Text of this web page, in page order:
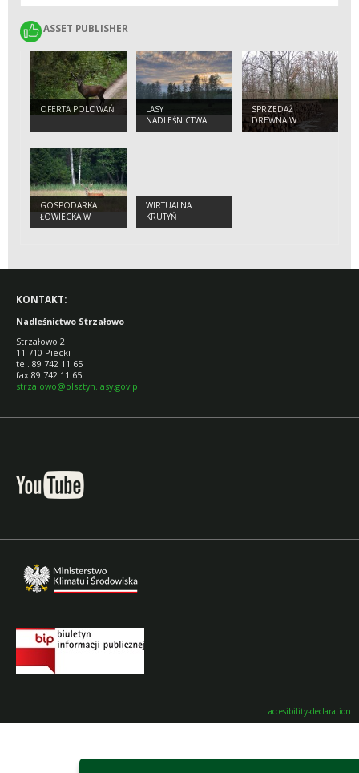
ASSET PUBLISHER
ASSET PUBLISHER
OFERTA POLOWAŃ
LASY
NADLEŚNICTWA
STRZAŁOWO
SPRZEDAŻ
DREWNA W
NADLEŚNICTWIE
GOSPODARKA
ŁOWIECKA W
NADLEŚNICTWIE
WIRTUALNA
KRUTYŃ
KONTAKT:
Nadleśnictwo Strzałowo
Strzałowo 2
11-710 Piecki
tel. 89 742 11 65
fax 89 742 11 65
strzalowo@olsztyn.lasy.gov.pl
accesibility-declaration